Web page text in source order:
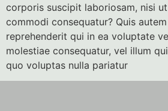
corporis suscipit laboriosam, nisi
commodi consequatur? Quis
reprehenderit qui in ea voluptate
molestiae consequatur, vel illum
quo voluptas nulla pariatur